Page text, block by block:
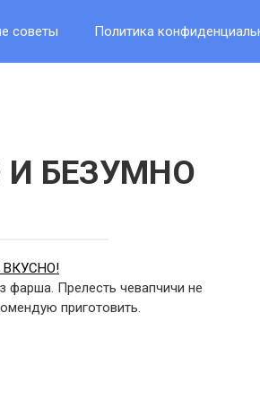
советы Политика
БЕЗУМНО
фарша. Прелесть чевапчичи не
приготовить.